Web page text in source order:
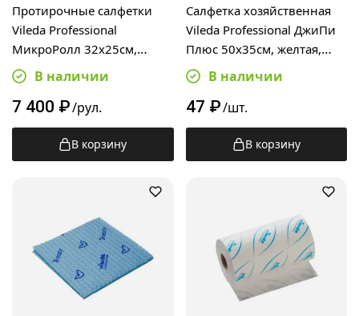
Протирочные салфетки
Vileda Professional
МикроРолл 32х25см,
200шт, 32х25см, белые,
149042
В наличии
7 400 ₽/рул.
В корзину
Салфетка хозяйственная
Vileda Professional ДжиПи
Плюс 50х35см, желтая,
100846В наличии
47 ₽/шт.
В корзину